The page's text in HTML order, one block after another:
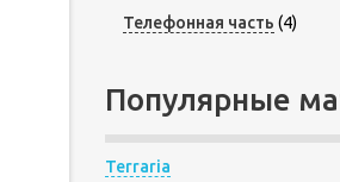
Телефонная часть (4)
Популярные
Terraria